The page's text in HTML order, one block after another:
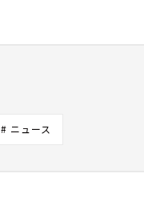
# ニュース